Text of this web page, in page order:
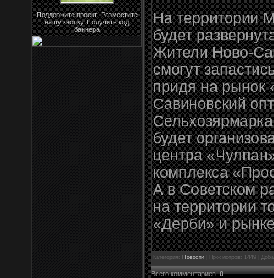
Поддержите проект! Разместите
нашу кнопку. Получить код
баннера
На территории
будет
Жители Ново-
смогут
придя на рынок
Савиновский
будет
центра
комплекса
А в Советском
на территории
«Дерби» и
Категория: Новости | Просмотров: 1449 |
Всего комментариев:0